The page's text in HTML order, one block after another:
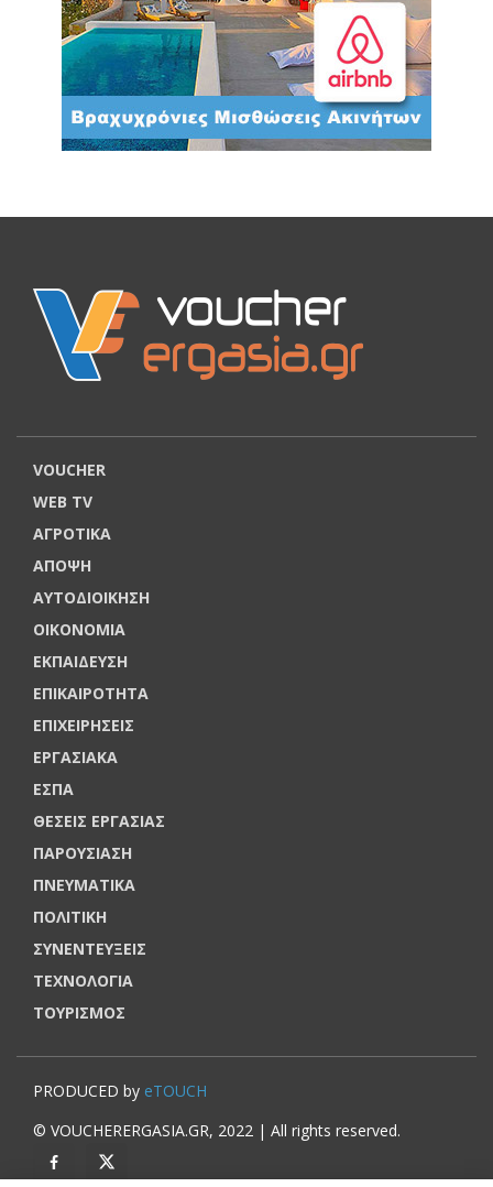
VOUCHER
WEB TV
ΑΓΡΟΤΙΚΑ
ΑΠΟΨΗ
ΑΥΤΟΔΙΟΙΚΗΣΗ
ΟΙΚΟΝΟΜΙΑ
ΕΚΠΑΙΔΕΥΣΗ
ΕΠΙΚΑΙΡΟΤΗΤΑ
ΕΠΙΧΕΙΡΗΣΕΙΣ
ΕΡΓΑΣΙΑΚΑ
ΕΣΠΑ
ΘΕΣΕΙΣ ΕΡΓΑΣΙΑΣ
ΠΑΡΟΥΣΙΑΣΗ
ΠΝΕΥΜΑΤΙΚΑ
ΠΟΛΙΤΙΚΗ
ΣΥΝΕΝΤΕΥΞΕΙΣ
ΤΕΧΝΟΛΟΓΙΑ
ΤΟΥΡΙΣΜΟΣ
PRODUCED by eTOUCH
© VOUCHERERGASIA.GR, 2022 | All rights reserved.